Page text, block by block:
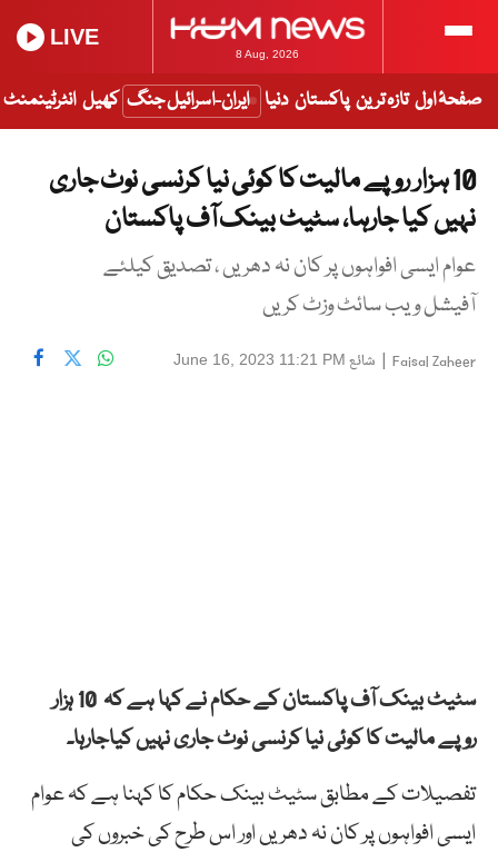
8 Aug, 2026
LIVE
صفحۂ اول تازہ ترین پاکستان دنیا ایران-اسرائیل جنگ کھیل انٹرٹینمنٹ
10 ہزار روپے مالیت کا کوئی نیا کرنسی نوٹ جاری
نہیں کیا جارہا، سٹیٹ بینک آف پاکستان
عوام ایسی افواہوں پر کان نہ دھریں ، تصدیق کیلئے
آفیشل ویب سائٹ وزٹ کریں
Faisal Zaheer
| شائع June 16, 2023 11:21 PM
سٹیٹ بینک آف پاکستان کے حکام نے کہا ہے کہ 10 ہزار
روپے مالیت کا کوئی نیا کرنسی نوٹ جاری نہیں کیاجارہا۔
تفصیلات کے مطابق سٹیٹ بینک حکام کا کہنا ہے کہ عوام
ایسی افواہوں پر کان نہ دھریں اور اس طرح کی خبروں کی